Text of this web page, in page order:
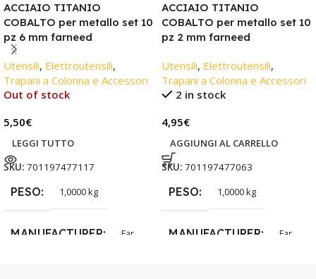
ACCIAIO TITANIO
COBALTO per metallo set 10
pz 6 mm farneed
Utensili, Elettroutensili,
Trapani a Colonna e Accessori
Out of stock
5,50€
LEGGI TUTTO
SKU: 701197477117
PESO 1,0000 kg
MANUFACTURER Far
ACCIAIO TITANIO
COBALTO per metallo set 10
pz 2 mm farneed
Utensili, Elettroutensili,
Trapani a Colonna e Accessori
2 in stock
4,95€
AGGIUNGI AL CARRELLO
SKU: 701197477063
PESO 1,0000 kg
MANUFACTURER Far